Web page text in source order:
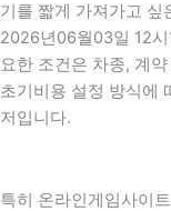
기를 짧게 가져가고 싶
2026년06월03일 12
요한 조건은 차종, 계
초기비용 설정 방식에
저입니다.
특히 온라인게임사이